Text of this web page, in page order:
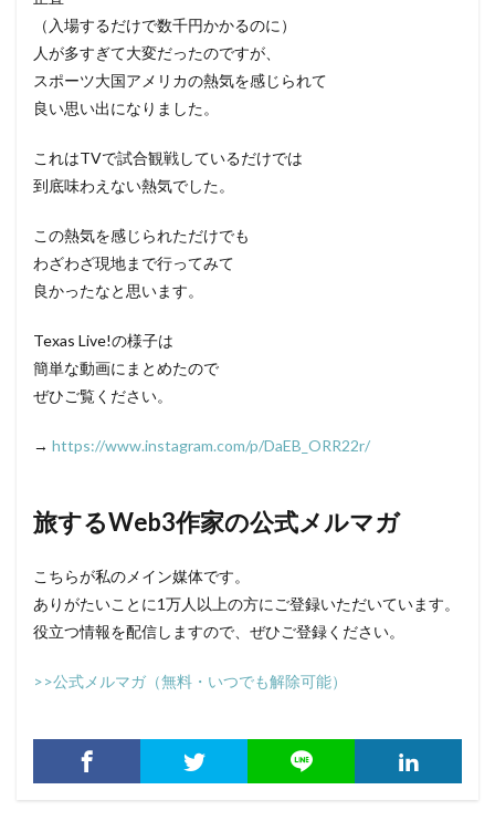
（入場するだけで数千円かかるのに）
人が多すぎて大変だったのですが、
スポーツ大国アメリカの熱気を感じられて
良い思い出になりました。
これはTVで試合観戦しているだけでは
到底味わえない熱気でした。
この熱気を感じられただけでも
わざわざ現地まで行ってみて
良かったなと思います。
Texas Live!の様子は
簡単な動画にまとめたので
ぜひご覧ください。
→ https://www.instagram.com/p/DaEB_ORR22r/
旅するWeb3作家の公式メルマガ
こちらが私のメイン媒体です。
ありがたいことに1万人以上の方にご登録いただいています。
役立つ情報を配信しますので、ぜひご登録ください。
>>公式メルマガ（無料・いつでも解除可能）